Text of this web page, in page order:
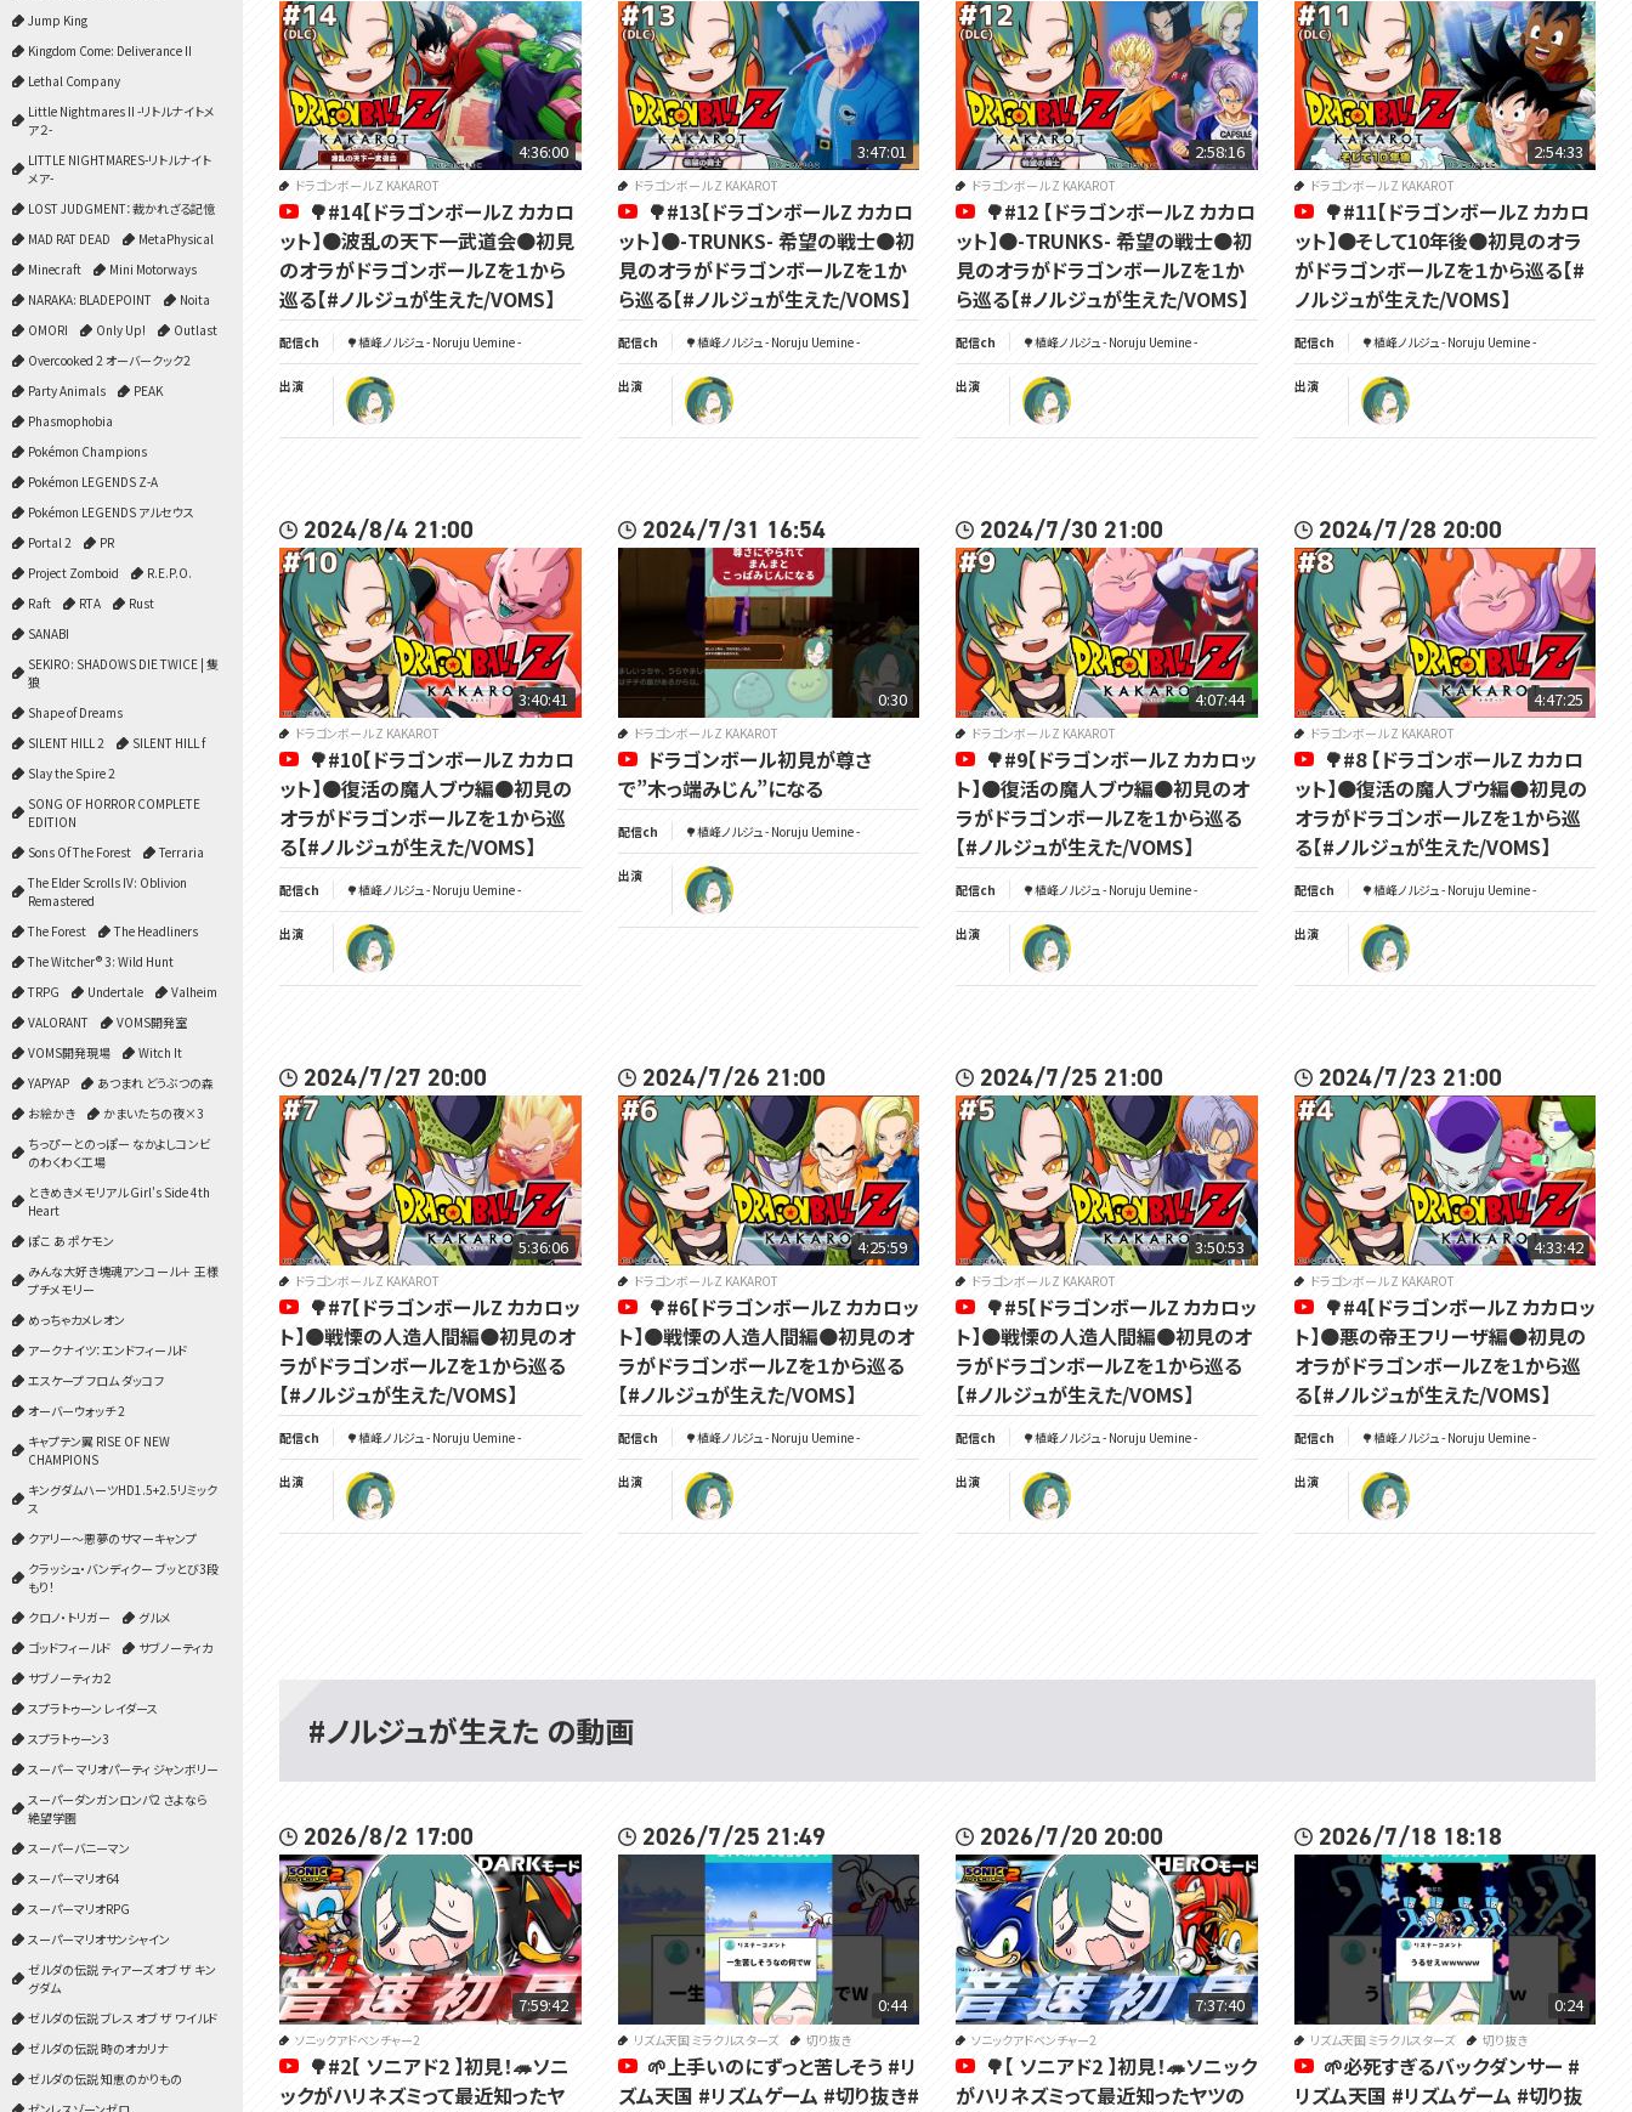
Jump King
Kingdom Come: Deliverance II
Lethal Company
Little Nightmares II -リトルナイトメ
ア２-
LITTLE NIGHTMARES-リトルナイト
メア-
LOST JUDGMENT：裁かれざる記憶
MAD RAT DEAD
MetaPhysical
Minecraft
Mini Motorways
NARAKA: BLADEPOINT
Noita
OMORI
Only Up!
Outlast
Overcooked 2 オーバークック2
Party Animals
PEAK
Phasmophobia
Pokémon Champions
Pokémon LEGENDS Z-A
Pokémon LEGENDS アルセウス
Portal 2
PR
Project Zomboid
R.E.P.O.
Raft
RTA
Rust
SANABI
SEKIRO: SHADOWS DIE TWICE | 隻
狼
Shape of Dreams
SILENT HILL 2
SILENT HILL f
Slay the Spire 2
SONG OF HORROR COMPLETE
EDITION
Sons Of The Forest
Terraria
The Elder Scrolls IV: Oblivion
Remastered
The Forest
The Headliners
The Witcher® 3: Wild Hunt
TRPG
Undertale
Valheim
VALORANT
VOMS開発室
VOMS開発現場
Witch It
YAPYAP
あつまれ どうぶつの森
お絵かき
かまいたちの夜×3
ちっぴーとのっぽー なかよしコンビ
のわくわく工場
ときめきメモリアル Girl's Side 4th
Heart
ぽこ あ ポケモン
みんな大好き塊魂アンコール＋ 王様
プチメモリー
めっちゃカメレオン
アークナイツ：エンドフィールド
エスケープ フロム ダッコフ
オーバーウォッチ 2
キャプテン翼 RISE OF NEW
CHAMPIONS
キングダムハーツHD1.5+2.5リミック
ス
クアリー～悪夢のサマーキャンプ
クラッシュ・バンディクー ブッとび3段
もり！
クロノ・トリガー
グルメ
ゴッドフィールド
サブノーティカ
サブノーティカ２
スプラトゥーン レイダース
スプラトゥーン3
スーパー マリオパーティ ジャンボリー
スーパーダンガンロンパ2 さよなら
絶望学園
スーパーバニーマン
スーパーマリオ64
スーパーマリオRPG
スーパーマリオサンシャイン
ゼルダの伝説 ティアーズ オブ ザ キン
グダム
ゼルダの伝説 ブレス オブ ザ ワイルド
ゼルダの伝説 時のオカリナ
ゼルダの伝説 知恵のかりもの
⸜🌳⸝‍ VOMS公式HPはこっち
https://voms.net/
⸜🌳⸝‍ VOMS公式チャンネルはこっち
https://youtube.com/@VOMS_Project
••┈┈┈┈┈┈┈┈┈┈┈┈┈┈┈┈┈••
✔️🔔 ✔️👍
#ノルジュが生えた
4:36:00
ドラゴンボール Z KAKAROT
🌳#14【ドラゴンボールZ カカロ
ット】🟠波乱の天下一武道会🟠初見
のオラがドラゴンボールZを１から
巡る【#ノルジュが生えた/VOMS】
配信ch 🌳植峰ノルジュ - Noruju Uemine -
出演
3:47:01
ドラゴンボール Z KAKAROT
🌳#13【ドラゴンボールZ カカロ
ット】🟠-TRUNKS- 希望の戦士🟠初
見のオラがドラゴンボールZを１か
ら巡る【#ノルジュが生えた/VOMS】
配信ch 🌳植峰ノルジュ - Noruju Uemine -
出演
2:58:16
ドラゴンボール Z KAKAROT
🌳#12 【ドラゴンボールZ カカロ
ット】🟠-TRUNKS- 希望の戦士🟠初
見のオラがドラゴンボールZを１か
ら巡る【#ノルジュが生えた/VOMS】
配信ch 🌳植峰ノルジュ - Noruju Uemine -
出演
2:54:33
ドラゴンボール Z KAKAROT
🌳#11【ドラゴンボールZ カカロ
ット】🟠そして10年後🟠初見のオラ
がドラゴンボールZを１から巡る【#
ノルジュが生えた/VOMS】
配信ch 🌳植峰ノルジュ - Noruju Uemine -
出演
2024/8/4 21:00
3:40:41
ドラゴンボール Z KAKAROT
🌳#10【ドラゴンボールZ カカロ
ット】🟠復活の魔人ブウ編🟠初見の
オラがドラゴンボールZを１から巡
る【#ノルジュが生えた/VOMS】
配信ch 🌳植峰ノルジュ - Noruju Uemine -
出演
2024/7/31 16:54
0:30
ドラゴンボール Z KAKAROT
ドラゴンボール初見が尊さ
で”木っ端みじん”になる
配信ch 🌳植峰ノルジュ - Noruju Uemine -
出演
2024/7/30 21:00
4:07:44
ドラゴンボール Z KAKAROT
🌳#9【ドラゴンボールZ カカロッ
ト】🟠復活の魔人ブウ編🟠初見のオ
ラがドラゴンボールZを１から巡る
【#ノルジュが生えた/VOMS】
配信ch 🌳植峰ノルジュ - Noruju Uemine -
出演
2024/7/28 20:00
4:47:25
ドラゴンボール Z KAKAROT
🌳#8 【ドラゴンボールZ カカロ
ット】🟠復活の魔人ブウ編🟠初見の
オラがドラゴンボールZを１から巡
る【#ノルジュが生えた/VOMS】
配信ch 🌳植峰ノルジュ - Noruju Uemine -
出演
2024/7/27 20:00
5:36:06
ドラゴンボール Z KAKAROT
🌳#7【ドラゴンボールZ カカロッ
ト】🟠戦慄の人造人間編🟠初見のオ
ラがドラゴンボールZを１から巡る
【#ノルジュが生えた/VOMS】
配信ch 🌳植峰ノルジュ - Noruju Uemine -
出演
2024/7/26 21:00
4:25:59
ドラゴンボール Z KAKAROT
🌳#6【ドラゴンボールZ カカロッ
ト】🟠戦慄の人造人間編🟠初見のオ
ラがドラゴンボールZを１から巡る
【#ノルジュが生えた/VOMS】
配信ch 🌳植峰ノルジュ - Noruju Uemine -
出演
2024/7/25 21:00
3:50:53
ドラゴンボール Z KAKAROT
🌳#5【ドラゴンボールZ カカロッ
ト】🟠戦慄の人造人間編🟠初見のオ
ラがドラゴンボールZを１から巡る
【#ノルジュが生えた/VOMS】
配信ch 🌳植峰ノルジュ - Noruju Uemine -
出演
2024/7/23 21:00
4:33:42
ドラゴンボール Z KAKAROT
🌳#4【ドラゴンボールZ カカロッ
ト】🟠悪の帝王フリーザ編🟠初見の
オラがドラゴンボールZを１から巡
る【#ノルジュが生えた/VOMS】
配信ch 🌳植峰ノルジュ - Noruju Uemine -
出演
#ノルジュが生えた の動画
2026/8/2 17:00
7:59:42
ソニックアドベンチャー2
🌳#2【 ソニアド2 】初見！🦔ソニ
ックがハリネズミって最近知ったヤ
2026/7/25 21:49
0:44
リズム天国 ミラクルスターズ 切り抜き
🌱上手いのにずっと苦しそう #リ
ズム天国 #リズムゲーム #切り抜き#
2026/7/20 20:00
7:37:40
ソニックアドベンチャー2
🌳【 ソニアド2 】初見！🦔ソニック
がハリネズミって最近知ったヤツの
2026/7/18 18:18
0:24
リズム天国 ミラクルスターズ 切り抜き
🌱必死すぎるバックダンサー #
リズム天国 #リズムゲーム #切り抜